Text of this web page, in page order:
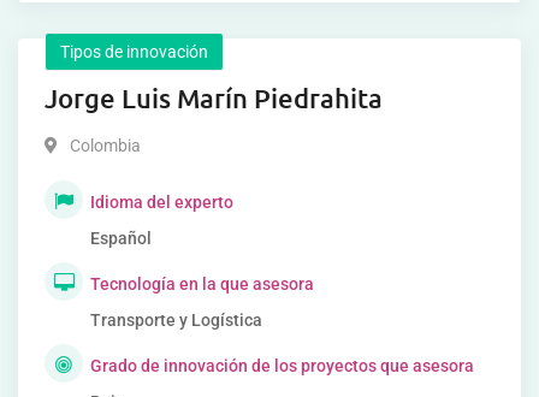
Tipos de innovación
Jorge Luis Marín Piedrahita
Colombia
Idioma del experto
Español
Tecnología en la que asesora
Transporte y Logística
Grado de innovación de los proyectos que asesora